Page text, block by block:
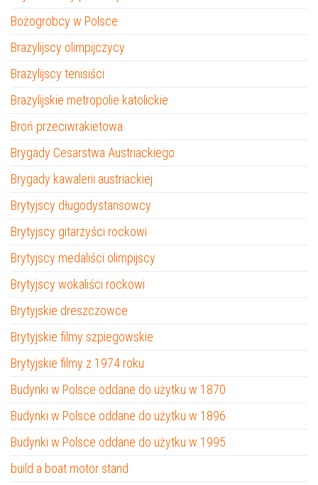
Bożogrobcy w Polsce
Brazylijscy olimpijczycy
Brazylijscy tenisiści
Brazylijskie metropolie katolickie
Broń przeciwrakietowa
Brygady Cesarstwa Austriackiego
Brygady kawalerii austriackiej
Brytyjscy długodystansowcy
Brytyjscy gitarzyści rockowi
Brytyjscy medaliści olimpijscy
Brytyjscy wokaliści rockowi
Brytyjskie dreszczowce
Brytyjskie filmy szpiegowskie
Brytyjskie filmy z 1974 roku
Budynki w Polsce oddane do użytku w 1870
Budynki w Polsce oddane do użytku w 1896
Budynki w Polsce oddane do użytku w 1995
build a boat motor stand